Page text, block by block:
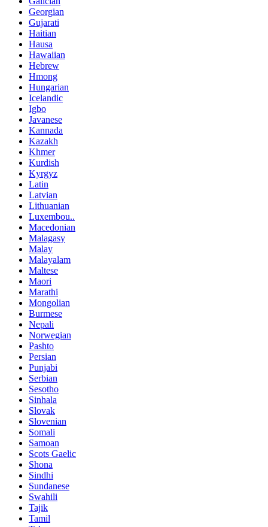
Georgian
Gujarati
Haitian
Hausa
Hawaiian
Hebrew
Hmong
Hungarian
Icelandic
Igbo
Javanese
Kannada
Kazakh
Khmer
Kurdish
Kyrgyz
Latin
Latvian
Lithuanian
Luxembou..
Macedonian
Malagasy
Malay
Malayalam
Maltese
Maori
Marathi
Mongolian
Burmese
Nepali
Norwegian
Pashto
Persian
Punjabi
Serbian
Sesotho
Sinhala
Slovak
Slovenian
Somali
Samoan
Scots Gaelic
Shona
Sindhi
Sundanese
Swahili
Tajik
Tamil